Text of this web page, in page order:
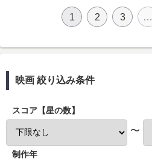
1 2 3 …
映画 絞り込み条件
スコア【星の数】
〜
制作年